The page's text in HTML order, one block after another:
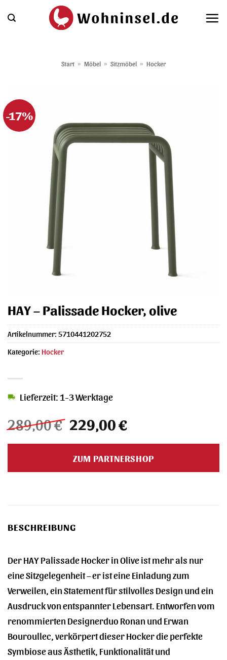
Inhalt
Start » Möbel » Sitzmöbel » Hocker
-17%
HAY – Palissade Hocker, olive
289,00€ Ursprünglicher
Preis
war:
289,00 €
229,00€Aktueller
ist:
229,00 €.
Lieferzeit: 1-3 Werktage
ZUM PARTNERSHOP
Artikelnummer: 5710441202752
Kategorie: Hocker
BESCHREIBUNG
Der HAY Palissade Hocker in Olive ist mehr als nur
eine Sitzgelegenheit – er ist eine Einladung zum
Verweilen, ein Statement für stilvolles Design und ein
Ausdruck von entspannter Lebensart. Entworfen vom
renommierten Designerduo Ronan und Erwan
Bouroullec, verkörpert dieser Hocker die perfekte
Symbiose aus Ästhetik, Funktionalität und